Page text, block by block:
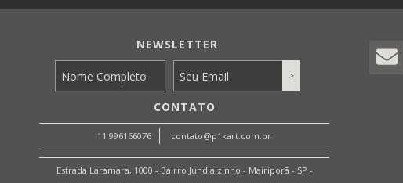
NEWSLETTER
CONTATO
11 996166076 contato@p1kart.com.br
Estrada Laramara, 1000 - Bairro Jundiaizinho - Mairiporã - SP -